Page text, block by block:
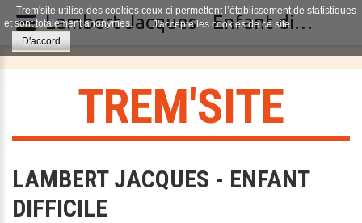
TREM'SITE
LAMBERT JACQUES - ENFANT
DIFFICILE
Trem'site utilise des cookies ceux-ci permettent l’établissement de statistiques
et sont totalement anonymes.
J'accepte les cookies de ce site.
D'accord
Lambert Jacques - Enfant difficile